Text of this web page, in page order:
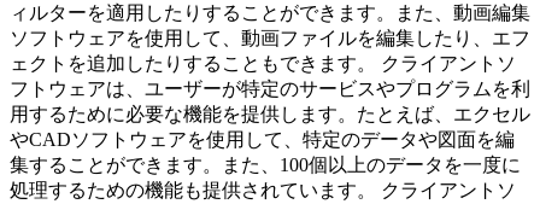
ィルターを適用したりすることができます。また、動画編集
ソフトウェアを使用して、動画ファイルを編集したり、エフ
ェクトを追加したりすることもできます。 クライアントソ
フトウェアは、ユーザーが特定のサービスやプログラムを利
用するために必要な機能を提供します。たとえば、エクセル
やCADソフトウェアを使用して、特定のデータや図面を編
集することができます。また、100個以上のデータを一度に
処理するための機能も提供されています。 クライアントソ